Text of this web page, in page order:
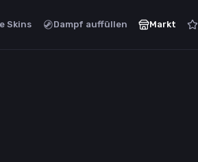
Skins Dampf auffüllen Markt